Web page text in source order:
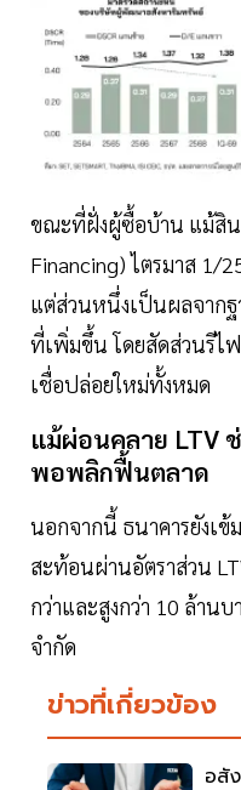
ขณะที่ฝั่งผู้ซื้อบ้าน แม้สิน
Financing) ไตรมาส 1/
แต่ส่วนหนึ่งเป็นผลจาก
ที่เพิ่มขึ้น โดยสัดส่วนรีไ
เชื่อปล่อยใหม่ทั้งหมด
แม้ผ่อนคลาย LTV
พอพลิกฟื้นตลาด
นอกจากนี้ ธนาคารยังเ
สะท้อนผ่านอัตราส่วน
กว่าและสูงกว่า 10 ล้าน
จำกัด
ข่าวที่เกี่ยวข้อง
อสั